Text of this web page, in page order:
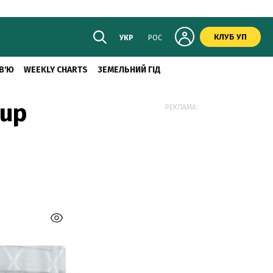
УКР РОС КЛУБ УП
WEEKLY CHARTS ЗЕМЕЛЬНИЙ ГІД
РЕКЛАМА: